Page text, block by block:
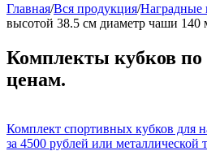
Главная/Вся продукция/Наградные
высотой 38.5 см диаметр чаши 140
Комплекты кубков
ценам.
Комплект спортивных кубков для
за 4500 рублей или металлической